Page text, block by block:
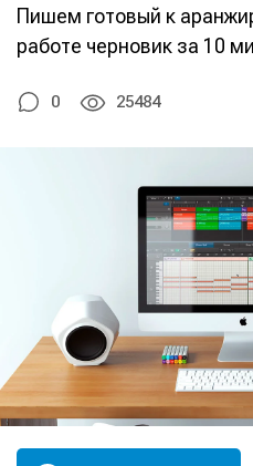
Пишем готовый к
работе черновик за 10
0 25484